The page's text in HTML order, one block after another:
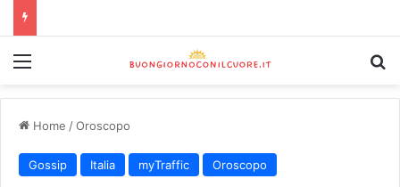
Home /Oroscopo
Gossip Italia myTraffic Oroscopo